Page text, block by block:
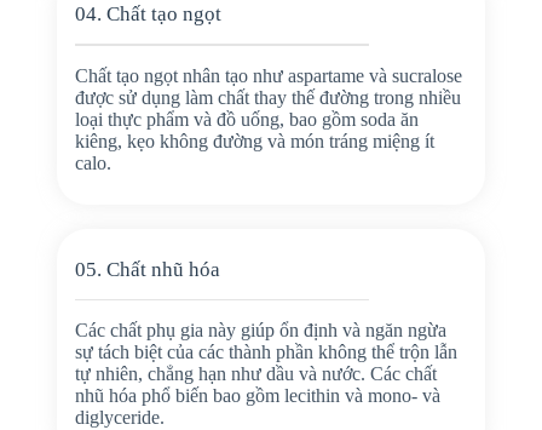
04. Chất tạo ngọt
Chất tạo ngọt nhân tạo như aspartame và sucralose
được sử dụng làm chất thay thế đường trong nhiều
loại thực phẩm và đồ uống, bao gồm soda ăn
kiêng, kẹo không đường và món tráng miệng ít
calo.
05. Chất nhũ hóa
Các chất phụ gia này giúp ổn định và ngăn ngừa
sự tách biệt của các thành phần không thể trộn lẫn
tự nhiên, chẳng hạn như dầu và nước. Các chất
nhũ hóa phổ biến bao gồm lecithin và mono- và
diglyceride.